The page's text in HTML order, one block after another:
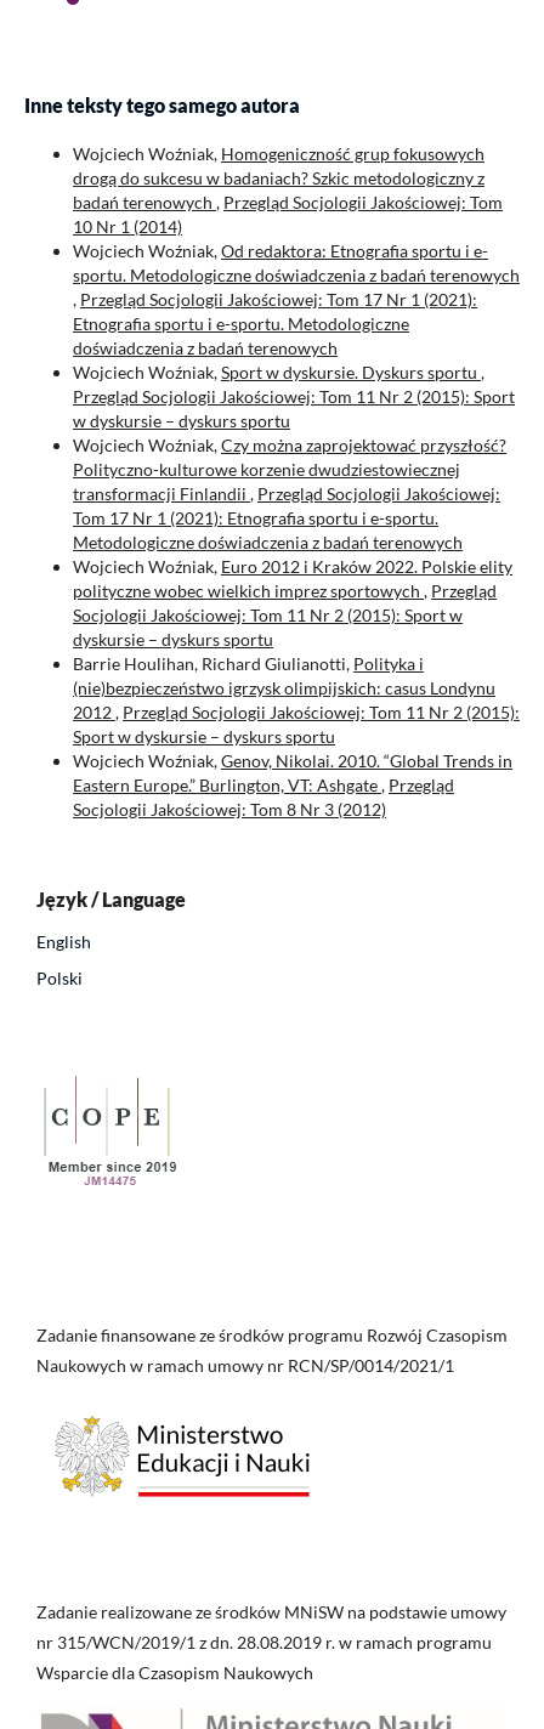
Inne teksty tego samego autora
Wojciech Woźniak, Homogeniczność grup fokusowych
drogą do sukcesu w badaniach? Szkic metodologiczny z
badań terenowych , Przegląd Socjologii Jakościowej: Tom
10 Nr 1 (2014)
Wojciech Woźniak,Od redaktora: Etnografia sportu i e-
sportu. Metodologiczne doświadczenia z badań terenowych
, Przegląd Socjologii Jakościowej: Tom 17 Nr 1 (2021):
Etnografia sportu i e-sportu. Metodologiczne
doświadczenia z badań terenowych
Wojciech Woźniak,Sport w dyskursie. Dyskurs sportu ,
Przegląd Socjologii Jakościowej: Tom 11 Nr 2 (2015): Sport
w dyskursie – dyskurs sportu
Wojciech Woźniak,Czy można zaprojektować przyszłość?
Polityczno-kulturowe korzenie dwudziestowiecznej
transformacji Finlandii , Przegląd Socjologii Jakościowej:
Tom 17 Nr 1 (2021): Etnografia sportu i e-sportu.
Metodologiczne doświadczenia z badań terenowych
Wojciech Woźniak, Euro 2012 i Kraków 2022. Polskie elity
polityczne wobec wielkich imprez sportowych , Przegląd
Socjologii Jakościowej: Tom 11 Nr 2 (2015): Sport w
dyskursie – dyskurs sportu
Barrie Houlihan, Richard Giulianotti, Polityka i
(nie)bezpieczeństwo igrzysk olimpijskich: casus Londynu
2012, Przegląd Socjologii Jakościowej: Tom 11 Nr 2 (2015):
Sport w dyskursie – dyskurs sportu
Wojciech Woźniak,Genov, Nikolai. 2010. “Global Trends in
Eastern Europe.” Burlington, VT: Ashgate, Przegląd
Socjologii Jakościowej: Tom 8 Nr 3 (2012)
Język / Language
English
Polski
Zadanie finansowane ze środków programu Rozwój Czasopism
Naukowych w ramach umowy nr RCN/SP/0014/2021/1
Zadanie realizowane ze środków MNiSW na podstawie umowy
nr 315/WCN/2019/1 z dn. 28.08.2019 r. w ramach programu
Wsparcie dla Czasopism Naukowych